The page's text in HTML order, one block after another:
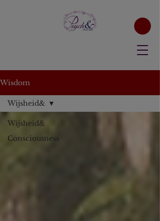
Wisdom
Wijsheid&
Consciousness
Wijsheid&